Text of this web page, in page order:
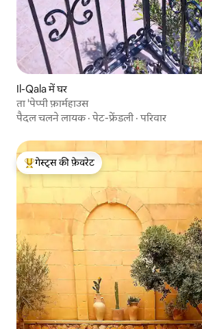
Il-Qala में घर
ता 'पेप्पी फ़ार्महाउस
पैदल चलने लायक·पेट-फ्रेंडली ·परिवार
गेस्ट्स का टॉप फ़ेवरेट
गेस्ट्स की फ़ेवरेट